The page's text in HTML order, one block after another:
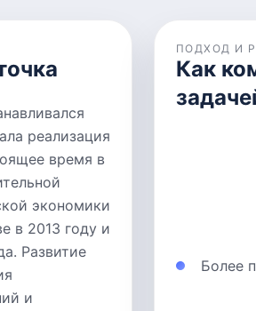
реализация
время в
экономики
в 2013 году и
Развитие
и
ПОДХОД И
Как
Более